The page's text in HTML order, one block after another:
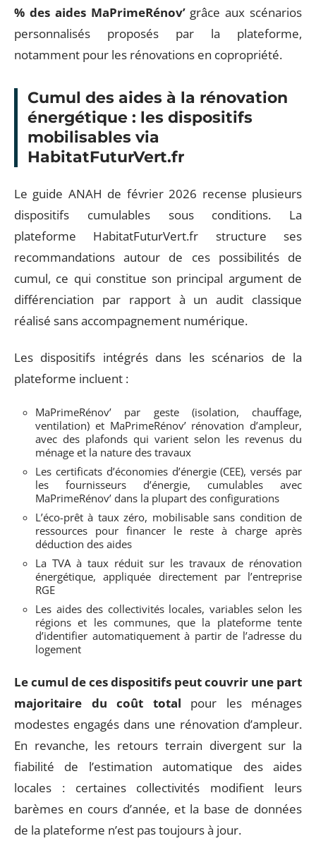
% des aides MaPrimeRénov’grâce aux scénarios
personnalisés proposés par la plateforme,
notamment pour les rénovations en copropriété.
Cumul des aides à la rénovation
énergétique : les dispositifs
mobilisables via
HabitatFuturVert.fr
Le guide ANAH de février 2026 recense plusieurs
dispositifs cumulables sous conditions. La
plateforme HabitatFuturVert.fr structure ses
recommandations autour de ces possibilités de
cumul, ce qui constitue son principal argument de
différenciation par rapport à un audit classique
réalisé sans accompagnement numérique.
Les dispositifs intégrés dans les scénarios de la
plateforme incluent :
MaPrimeRénov’ par geste (isolation, chauffage,
ventilation) et MaPrimeRénov’ rénovation d’ampleur,
avec des plafonds qui varient selon les revenus du
ménage et la nature des travaux
Les certificats d’économies d’énergie (CEE), versés par
les fournisseurs d’énergie, cumulables avec
MaPrimeRénov’ dans la plupart des configurations
L’éco-prêt à taux zéro, mobilisable sans condition de
ressources pour financer le reste à charge après
déduction des aides
La TVA à taux réduit sur les travaux de rénovation
énergétique, appliquée directement par l’entreprise
RGE
Les aides des collectivités locales, variables selon les
régions et les communes, que la plateforme tente
d’identifier automatiquement à partir de l’adresse du
logement
Le cumul de ces dispositifs peut couvrir une part
majoritaire du coût total pour les ménages
modestes engagés dans une rénovation d’ampleur.
En revanche, les retours terrain divergent sur la
fiabilité de l’estimation automatique des aides
locales : certaines collectivités modifient leurs
barèmes en cours d’année, et la base de données
de la plateforme n’est pas toujours à jour.